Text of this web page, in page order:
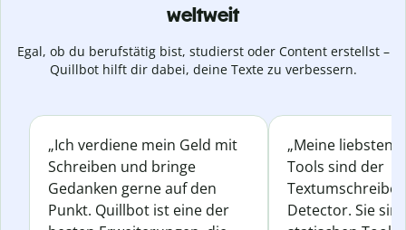
weltweit
Egal, ob du berufstätig bist, studierst oder Content erstellst –
Quillbot hilft dir dabei, deine Texte zu verbessern.
„Ich verdiene mein Geld mit
Schreiben und bringe
Gedanken gerne auf den
Punkt. Quillbot ist eine der
„Meine liebsten
Tools sind der
Detector. Sie